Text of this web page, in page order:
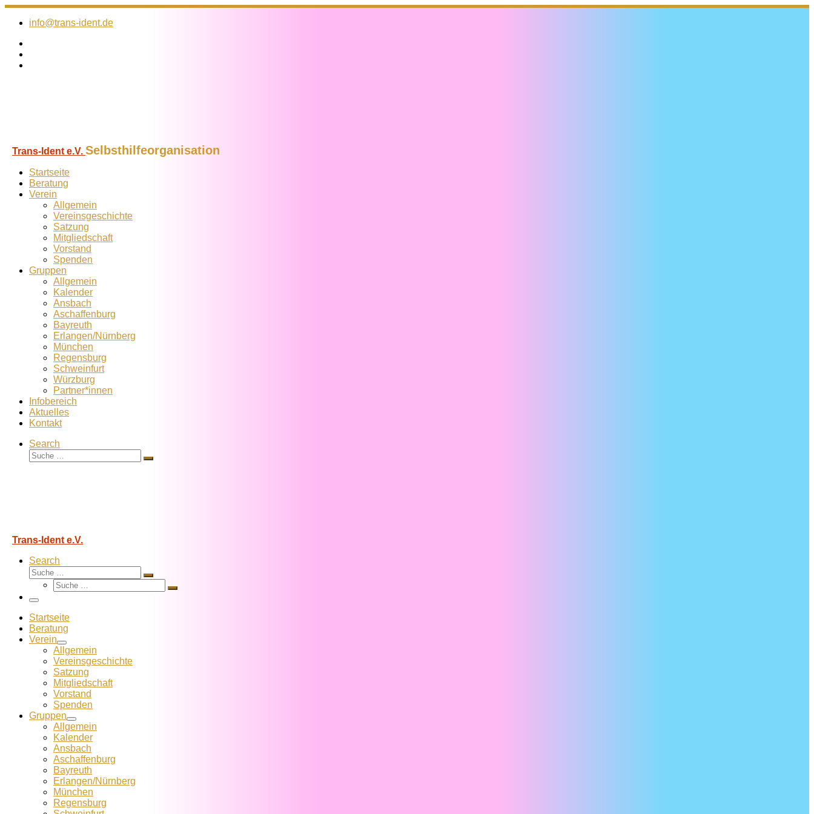
Zum
Inhalt
info@trans-ident.de
Trans-Ident e.V. Selbsthilfeorganisation
Startseite
Beratung
Verein
Allgemein
Vereins­geschichte
Satzung
Mitglied­schaft
Vorstand
Spenden
Gruppen
Allgemein
Kalender
Ansbach
Aschaffenburg
Bayreuth
Erlangen/Nürnberg
München
Regensburg
Schweinfurt
Würzburg
Partner*innen
Infobereich
Aktuelles
Kontakt
Search
Suche
Suche
Trans-Ident e.V.
Search
Suche
Suche
Suche
Suche
Menü
Startseite
Beratung
Verein
Allgemein
Vereins­geschichte
Satzung
Mitglied­schaft
Vorstand
Spenden
Gruppen
Allgemein
Kalender
Ansbach
Aschaffenburg
Bayreuth
Erlangen/Nürnberg
München
Regensburg